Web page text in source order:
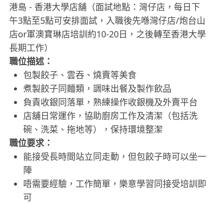
港島 - 香港大學店舖（面試地點：灣仔店，每日下
午3點至5點可安排面試，入職後先喺灣仔店/炮台山
店or軍澳寶琳店培訓約10-20日，之後轉至香港大學
長期工作）
職位描述：
包製餃子、雲吞、燒賣等美食
煮製餃子同麵類，調味出餐及製作飲品
負責收銀同落單，熟練操作收銀機及外賣平台
店舖日常運作，協助廚房工作及清潔（包括洗
碗、洗菜、拖地等），保持環境整潔
職位要求：
能接受長時間站立同走動，但包餃子時可以坐一
陣
唔需要經驗，工作簡單，樂意學習同接受培訓即
可